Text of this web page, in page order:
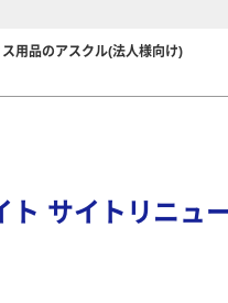
ス用品のアスクル(法人様向け)
ト サイトリニュ